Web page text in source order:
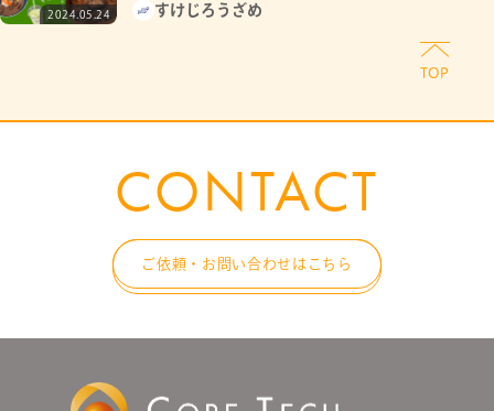
2024.05.24 すけじろうざめ
CONTACT
ご依頼・お問い合わせはこちら